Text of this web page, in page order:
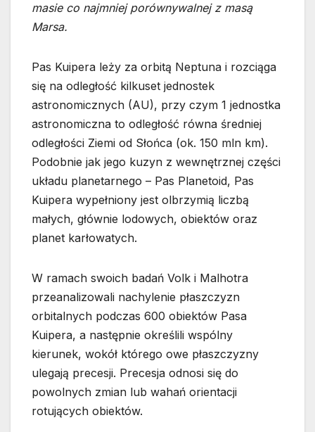
masie co najmniej porównywalnej z masą
Marsa.
Pas Kuipera leży za orbitą Neptuna i rozciąga
się na odległość kilkuset jednostek
astronomicznych (AU), przy czym 1 jednostka
astronomiczna to odległość równa średniej
odległości Ziemi od Słońca (ok. 150 mln km).
Podobnie jak jego kuzyn z wewnętrznej części
układu planetarnego – Pas Planetoid, Pas
Kuipera wypełniony jest olbrzymią liczbą
małych, głównie lodowych, obiektów oraz
planet karłowatych.
W ramach swoich badań Volk i Malhotra
przeanalizowali nachylenie płaszczyzn
orbitalnych podczas 600 obiektów Pasa
Kuipera, a następnie określili wspólny
kierunek, wokół którego owe płaszczyzny
ulegają precesji. Precesja odnosi się do
powolnych zmian lub wahań orientacji
rotujących obiektów.